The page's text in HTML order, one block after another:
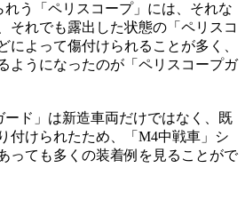
う「ペリスコープ」には、それな
それでも露出した状態の「ペリスコ
によって傷付けられることが多く、
ようになったのが「ペリスコープガ
ド」は新造車両だけではなく、既
付けられたため、「M4中戦車」シ
っても多くの装着例を見ることがで